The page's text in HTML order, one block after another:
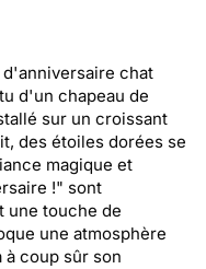
chat
d'un chapeau de
sur un croissant
des étoiles dorées se
magique et
!" sont
une touche de
une atmosphère
coup sûr son